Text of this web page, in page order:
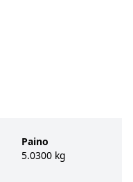
Paino
5.0300 kg